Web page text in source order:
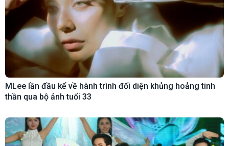
MLee lần đầu kể về hành trình đối diện khủng hoảng tinh
thần qua bộ ảnh tuổi 33